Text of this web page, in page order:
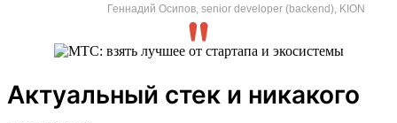
Геннадий Осипов, senior developer (backend), KION
Актуальный стек и никакого